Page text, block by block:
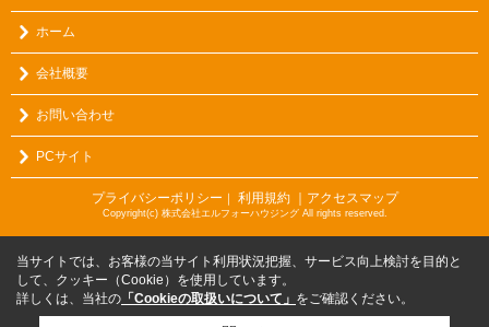
ホーム
会社概要
お問い合わせ
PCサイト
プライバシーポリシー ｜ 利用規約 ｜アクセスマップ
Copyright(c) 株式会社エルフォーハウジング All rights reserved.
当サイトでは、お客様の当サイト利用状況把握、サービス向上検討を目的と
して、クッキー（Cookie）を使用しています。
詳しくは、当社の 「Cookieの取扱いについて」 をご確認ください。